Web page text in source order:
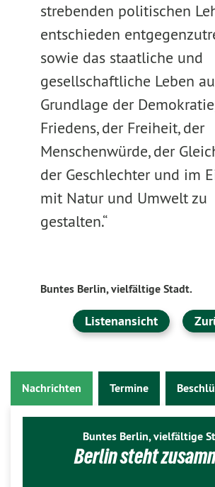
strebenden politischen
entschieden
sowie das staatliche und
gesellschaftliche Leben
Grundlage der
Friedens, der Freiheit, der
Menschenwürde, der
der Geschlechter und im
mit Natur und Umwelt zu
gestalten.“
Buntes Berlin, vielfältige Stadt.
Listenansicht
Nachrichten Termine
Buntes Berlin, vielfältige
Berlin steht